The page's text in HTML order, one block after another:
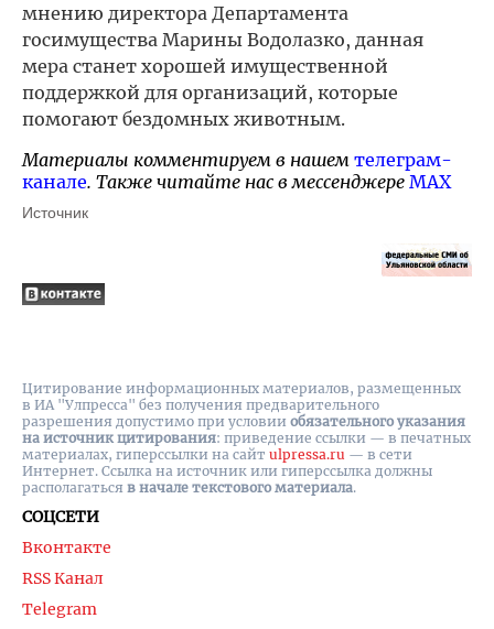
мнению директора Департамента
госимущества Марины Водолазко, данная
мера станет хорошей имущественной
поддержкой для организаций, которые
помогают бездомных животным.
Материалы комментируем в нашем телеграм-
канале. Также читайте нас в мессенджере MAX
Источник
СОЦСЕТИ
Вконтакте
RSS Канал
Telegram
Цитирование информационных материалов, размещенных
в ИА "Улпресса" без получения предварительного
разрешения допустимо при условии обязательного указания
на источник цитирования: приведение ссылки — в печатных
материалах, гиперссылки на cайт ulpressa.ru — в сети
Интернет. Ссылка на источник или гиперссылка должны
располагаться в начале текстового материала.